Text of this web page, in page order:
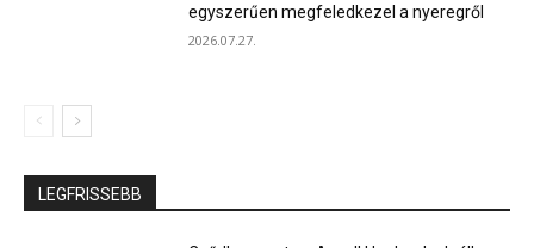
egyszerűen megfeledkezel a nyeregről
2026.07.27.
LEGFRISSEBB